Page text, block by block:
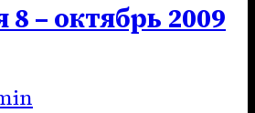
– октябрь 2009